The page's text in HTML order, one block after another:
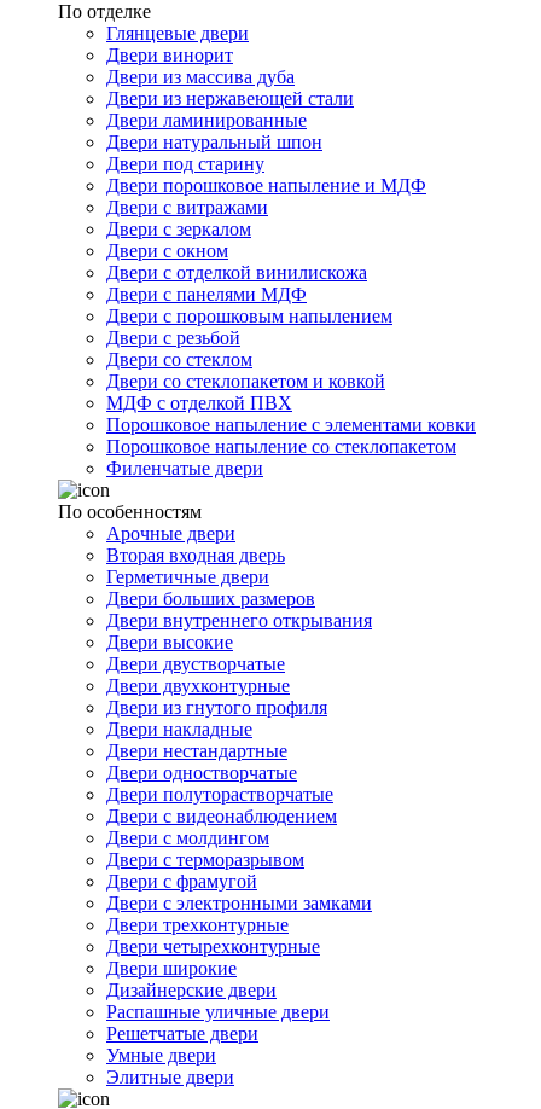
По отделке
Глянцевые двери
Двери винорит
Двери из массива дуба
Двери из нержавеющей стали
Двери ламинированные
Двери натуральный шпон
Двери под старину
Двери порошковое напыление и МДФ
Двери с витражами
Двери с зеркалом
Двери с окном
Двери с отделкой винилискожа
Двери с панелями МДФ
Двери с порошковым напылением
Двери с резьбой
Двери со стеклом
Двери со стеклопакетом и ковкой
МДФ с отделкой ПВХ
Порошковое напыление с элементами ковки
Порошковое напыление со стеклопакетом
Филенчатые двери
По особенностям
Арочные двери
Вторая входная дверь
Герметичные двери
Двери больших размеров
Двери внутреннего открывания
Двери высокие
Двери двустворчатые
Двери двухконтурные
Двери из гнутого профиля
Двери накладные
Двери нестандартные
Двери одностворчатые
Двери полуторастворчатые
Двери с видеонаблюдением
Двери с молдингом
Двери с терморазрывом
Двери с фрамугой
Двери с электронными замками
Двери трехконтурные
Двери четырехконтурные
Двери широкие
Дизайнерские двери
Распашные уличные двери
Решетчатые двери
Умные двери
Элитные двери